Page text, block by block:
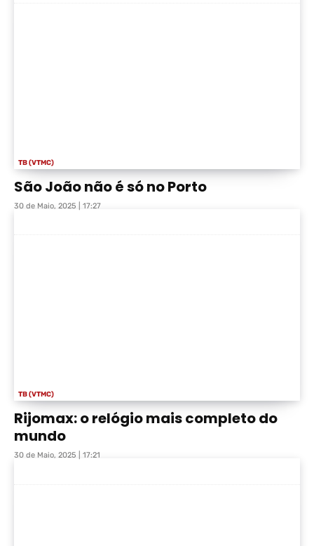
TB (VTMC)
São João não é só no Porto
30 de Maio, 2025 | 17:27
TB (VTMC)
Rijomax: o relógio mais completo do
mundo
30 de Maio, 2025 | 17:21